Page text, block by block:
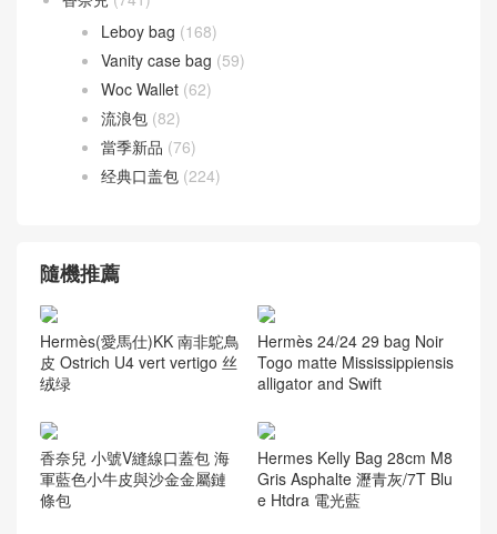
Leboy bag
Vanity case bag(59)
Woc Wallet(62)
流浪包(82)
當季新品(76)
经典口盖包 (224)
Hermès(愛馬仕)KK 南非鴕鳥
皮 Ostrich U4 vert vertigo 丝
绒绿
Hermès 24/24 29 bag Noir
Togo matte Mississippiensis
alligator and Swift
香奈兒 小號V縫線口蓋包 海
軍藍色小牛皮與沙金金屬鏈
條包
Hermes Kelly Bag 28cm M8
Gris Asphalte 瀝青灰/7T Blu
e Htdra 電光藍